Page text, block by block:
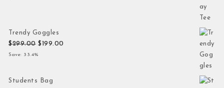
Trendy Goggles
$299.00 Original price was: $299.00.
$199.00Current price is: $199.00.
Save: 33.4%
Students Bag